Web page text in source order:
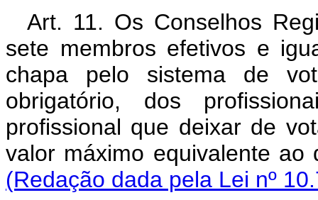
Art. 11. Os Conselhos
sete membros efetivos e
chapa pelo sistema de
obrigatório, dos
profissional que deixar de
valor máximo
(Redação dada pela Lei nº